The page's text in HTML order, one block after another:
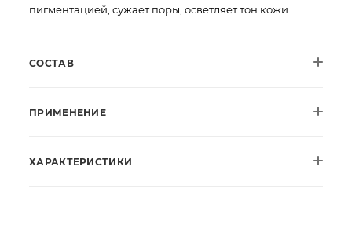
пигментацией, сужает поры, осветляет тон кожи.
СОСТАВ
ПРИМЕНЕНИЕ
ХАРАКТЕРИСТИКИ